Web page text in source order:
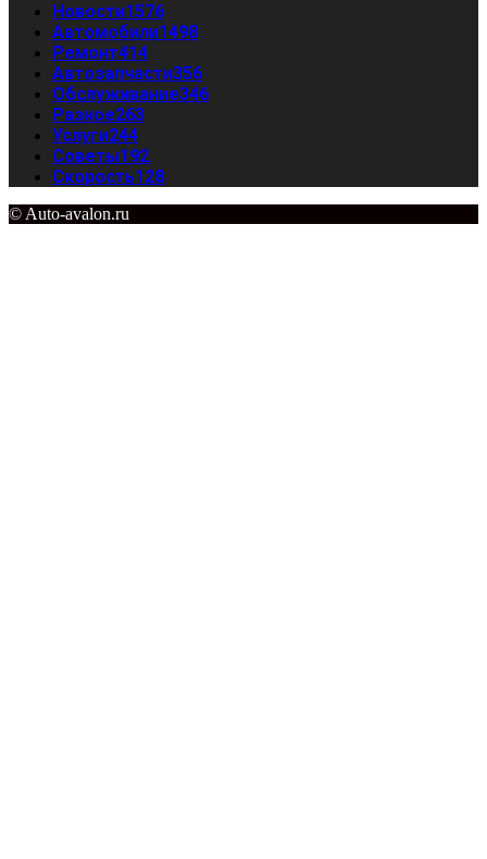
Новости1576
Автомобили1498
Ремонт414
Автозапчасти356
Обслуживание346
Разное263
Услуги244
Советы192
Скорость128
© Auto-avalon.ru